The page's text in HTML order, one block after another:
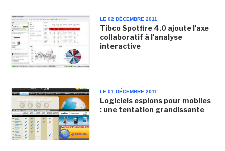
LE 02 DÉCEMBRE 2011
Tibco Spotfire 4.0 ajoute l'axe
collaboratif à l'analyse
interactive
LE 01 DÉCEMBRE 2011
Logiciels espions pour mobiles
: une tentation grandissante